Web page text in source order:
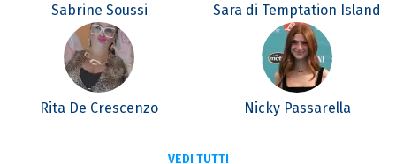
Sabrine Soussi Sara di Temptation Island
Rita De Crescenzo Nicky Passarella
VEDI TUTTI